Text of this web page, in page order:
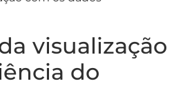
visualização
do